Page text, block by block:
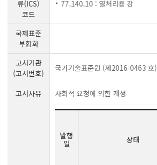
류(ICS)
코드
77.140.10 : 열처리용 강
국제표준
부합화
고시기관
(고시번호)
국가기술표준원 (제2016-0463 호)
고시사유 사회적 요청에 의한 개정
발행
일
상태